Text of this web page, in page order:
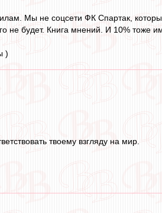
Мы не соцсети ФК Спартак,
не будет. Книга мнений. И 10% тоже
)
твоему взгляду на мир.